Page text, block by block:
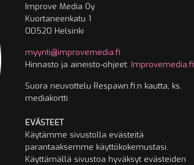
Improve Media Oy
Kuortaneenkatu 1
00520 Helsinki
myynti@improvemedia.fi
Hinnasto ja aineisto-ohjeet: Improvemedia.fi
Suora neuvottelu Respawn.fi:n kautta, ks.
mediakortti
EVÄSTEET
Käytämme sivustolla evästeitä
parantaaksemme käyttökokemustasi.
Käyttämällä sivustoa hyväksyt evästeiden